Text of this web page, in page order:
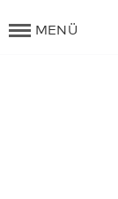
MENÜ